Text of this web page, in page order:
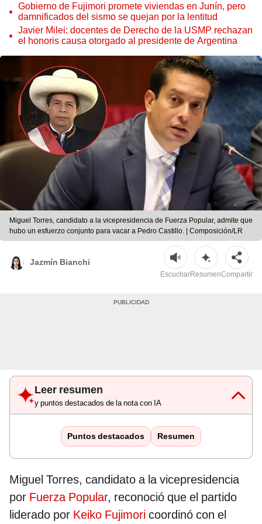
Gobierno de Fujimori promete viviendas en Junín, pero
damnificados del sismo se quejan por la lentitud
Javier Milei: docentes de Derecho de la USMP rechazan
el honoris causa otorgado al presidente de Argentina
Miguel Torres, candidato a la vicepresidencia de Fuerza Popular, admite que
hubo un esfuerzo conjunto para vacar a Pedro Castillo. | Composición/LR
Jazmín Bianchi
EscucharResumenCompartir
Leer resumen
y puntos destacados de la nota con IA
Puntos destacados Resumen
Miguel Torres, candidato a la vicepresidencia
por Fuerza Popular, reconoció que el partido
liderado por Keiko Fujimori coordinó con el